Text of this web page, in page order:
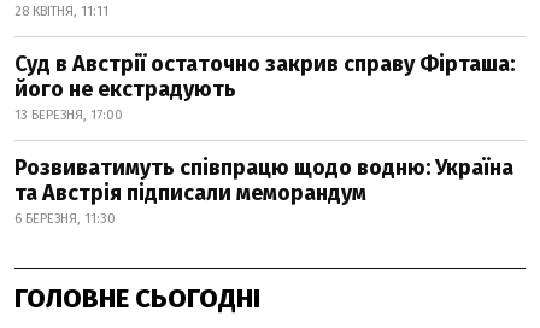
28 КВІТНЯ, 11:11
Суд в Австрії остаточно закрив справу Фірташа:
його не екстрадують
13 БЕРЕЗНЯ, 17:00
Розвиватимуть співпрацю щодо водню: Україна
та Австрія підписали меморандум
6 БЕРЕЗНЯ, 11:30
ГОЛОВНЕ СЬОГОДНІ